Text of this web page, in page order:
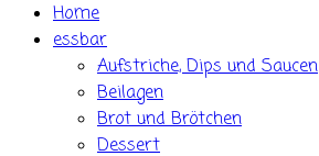
Home
essbar
Aufstriche, Dips und Saucen
Beilagen
Brot und Brötchen
Dessert